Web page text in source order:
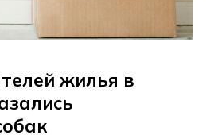
жилья в